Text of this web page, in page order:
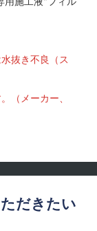
抜き不良（ス
（メーカー、
だきたい